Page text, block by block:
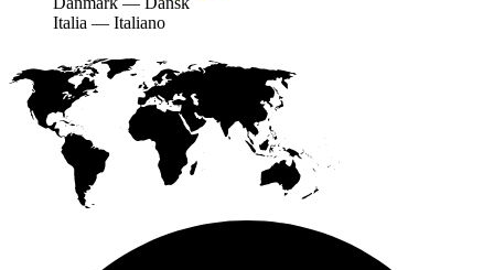
Italia — Italiano